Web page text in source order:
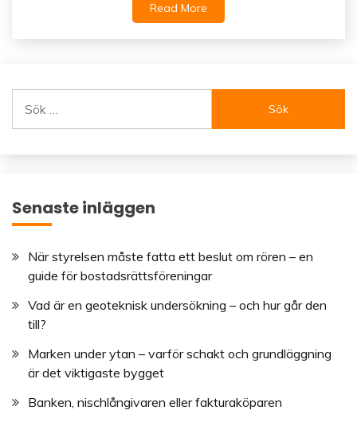
Read More
efter:
Senaste inläggen
När styrelsen måste fatta ett beslut om rören – en
guide för bostadsrättsföreningar
Vad är en geoteknisk undersökning – och hur går den
till?
Marken under ytan – varför schakt och grundläggning
är det viktigaste bygget
Banken, nischlångivaren eller fakturaköparen